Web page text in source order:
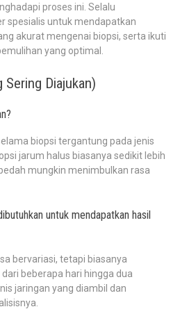
proses ini. Selalu
spesialis untuk mendapatkan
akurat mengenai biopsi, serta ikuti
yang optimal.
Sering Diajukan)
biopsi tergantung pada jenis
jarum halus biasanya sedikit lebih
mungkin menimbulkan rasa
untuk mendapatkan hasil
bervariasi, tetapi biasanya
beberapa hari hingga dua
jaringan yang diambil dan